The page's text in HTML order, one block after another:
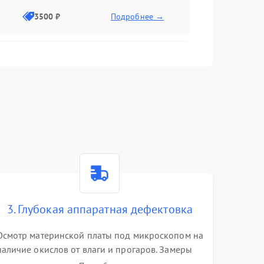
3500 ₽ Подробнее →
3000 ₽ Подробнее →
3. Глубокая аппаратная дефектовка
материнской платы под микроскопом на
окислов от влаги и прогаров. Замеры